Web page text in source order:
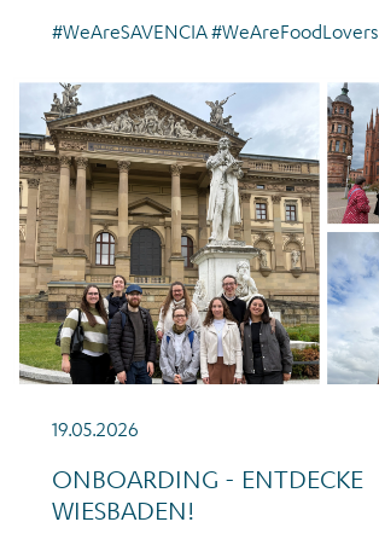
#WeAreSAVENCIA #WeAreFoodLovers
News_Onboarding_Stadttour Wiesbaden_Mai
19.05.2026
ONBOARDING - ENTDECKE
WIESBADEN!